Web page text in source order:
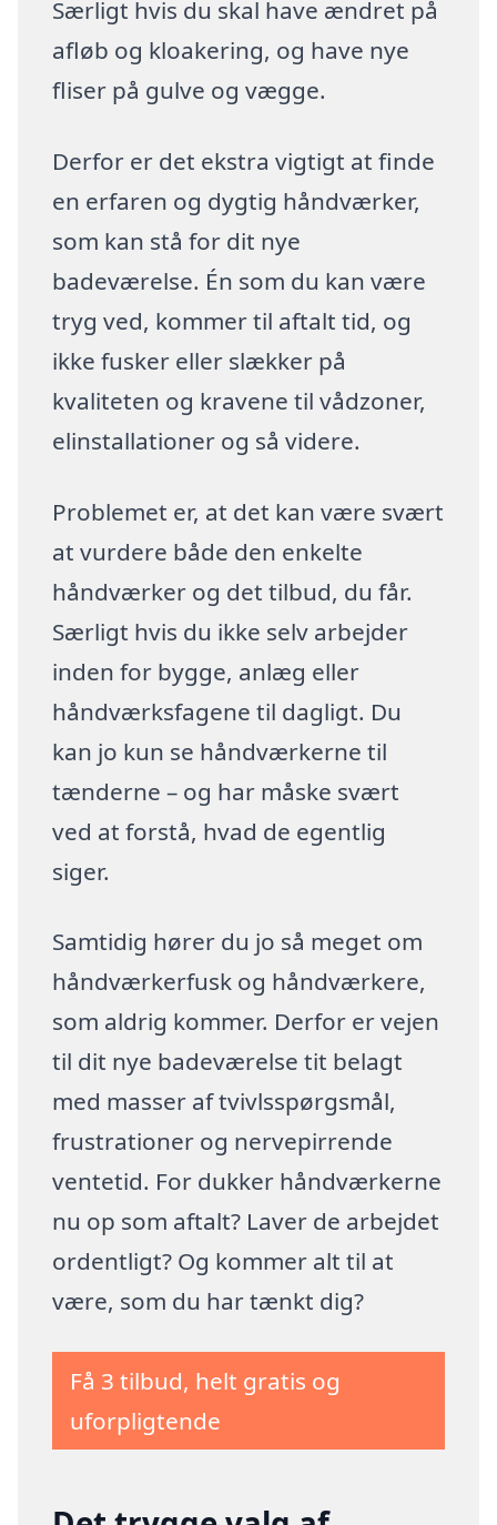
Særligt hvis du skal have ændret på
afløb og kloakering, og have nye
fliser på gulve og vægge.
Derfor er det ekstra vigtigt at finde
en erfaren og dygtig håndværker,
som kan stå for dit nye
badeværelse. Én som du kan være
tryg ved, kommer til aftalt tid, og
ikke fusker eller slækker på
kvaliteten og kravene til vådzoner,
elinstallationer og så videre.
Problemet er, at det kan være svært
at vurdere både den enkelte
håndværker og det tilbud, du får.
Særligt hvis du ikke selv arbejder
inden for bygge, anlæg eller
håndværksfagene til dagligt. Du
kan jo kun se håndværkerne til
tænderne – og har måske svært
ved at forstå, hvad de egentlig
siger.
Samtidig hører du jo så meget om
håndværkerfusk og håndværkere,
som aldrig kommer. Derfor er vejen
til dit nye badeværelse tit belagt
med masser af tvivlsspørgsmål,
frustrationer og nervepirrende
ventetid. For dukker håndværkerne
nu op som aftalt? Laver de arbejdet
ordentligt? Og kommer alt til at
være, som du har tænkt dig?
Få 3 tilbud, helt gratis og
uforpligtende